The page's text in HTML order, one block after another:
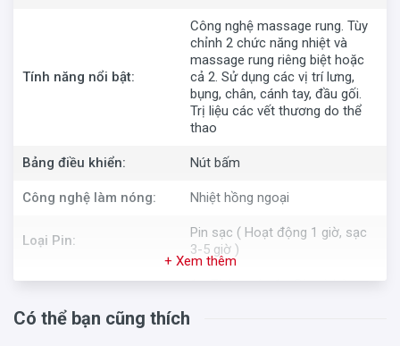
Tính năng nổi bật:
Công nghệ massage rung. Tùy
chỉnh 2 chức năng nhiệt và
massage rung riêng biệt hoặc
cả 2. Sử dụng các vị trí lưng,
bụng, chân, cánh tay, đầu gối.
Trị liệu các vết thương do thể
thao
Bảng điều khiển: Nút bấm
Công nghệ làm nóng: Nhiệt hồng ngoại
Loại Pin:
Pin sạc ( Hoạt động 1 giờ, sạc
3-5 giờ )
1 x Thân máy. 1 x Pin và bộ sạc.
+ Xem thêm
Có thể bạn cũng thích